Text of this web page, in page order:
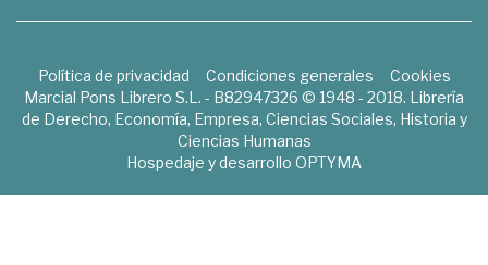
Política de privacidad Condiciones generales
Cookies
Marcial Pons Librero S.L. - B82947326 © 1948 - 2018. Librería
de Derecho, Economía, Empresa, Ciencias Sociales, Historia y
Ciencias Humanas
Hospedaje y desarrollo OPTYMA